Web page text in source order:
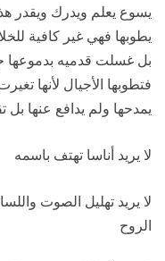
يسوع يعلم ويدرك ويقدر
يطوبها فهي غير كافية
بل غسلت قدميه بدموعها
فتطوبها الأجيال لأنها
يمدحها ولم يدافع عنها بل
لا يريد أناسا تهتف
لا يريد تهليل الصوت
الروح